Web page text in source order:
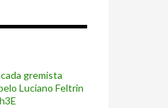
gremista
Luciano Feltrin